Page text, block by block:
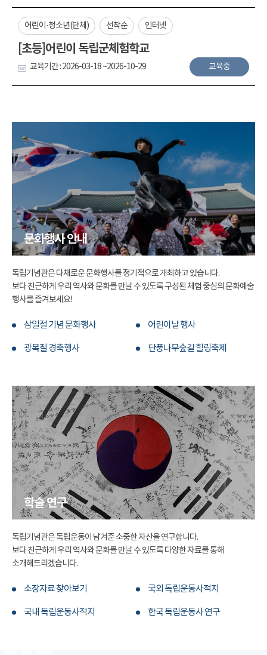
어린이·청소년(단체) 선착순 인터넷
[초등]어린이 독립군체험학교
교육기간 : 2026-03-18 ~2026-10-29 교육중
문화행사 안내
독립기념관은 다채로운 문화행사를 정기적으로 개최하고 있습니다.
보다 친근하게 우리 역사와 문화를 만날 수 있도록 구성된 체험 중심의 문화예술
행사를 즐겨보세요!
삼일절 기념 문화행사 어린이날 행사
광복절 경축행사 단풍나무숲길 힐링축제
학술 연구
독립기념관은 독립운동이 남겨준 소중한 자산을 연구합니다.
보다 친근하게 우리 역사와 문화를 만날 수 있도록 다양한 자료를 통해
소개해드리겠습니다.
소장자료 찾아보기 국외 독립운동사적지
국내 독립운동사적지 한국 독립운동사 연구